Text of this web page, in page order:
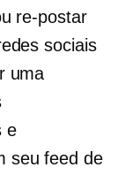
re-postar
sociais
uma
e
seu feed de